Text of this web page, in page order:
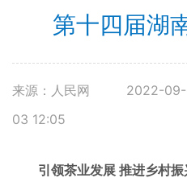
第十四届湖
来源：人民网
2022-09-
03 12:05
引领茶业发展 推进乡村振